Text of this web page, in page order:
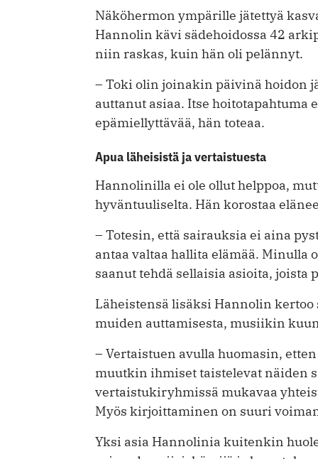
Näköhermon ympärille jätettyä
Hannolin kävi sädehoidossa 42
niin raskas, kuin hän oli pelännyt.
– Toki olin joinakin päivinä hoidon
auttanut asiaa. Itse
epämiellyttävää, hän toteaa.
Apua läheisistä ja vertaistuesta
Hannolinilla ei ole ollut helppoa,
hyväntuuliselta. Hän korostaa
– Totesin, että sairauksia ei aina
antaa valtaa hallita elämää. Minulla
saanut tehdä sellaisia asioita,
Läheistensä lisäksi Hannolin
muiden auttamisesta, musiikin
– Vertaistuen avulla huomasin,
muutkin ihmiset taistelevat näiden
vertaistukiryhmissä mukavaa
Myös kirjoittaminen on suuri
Yksi asia Hannolinia kuitenkin